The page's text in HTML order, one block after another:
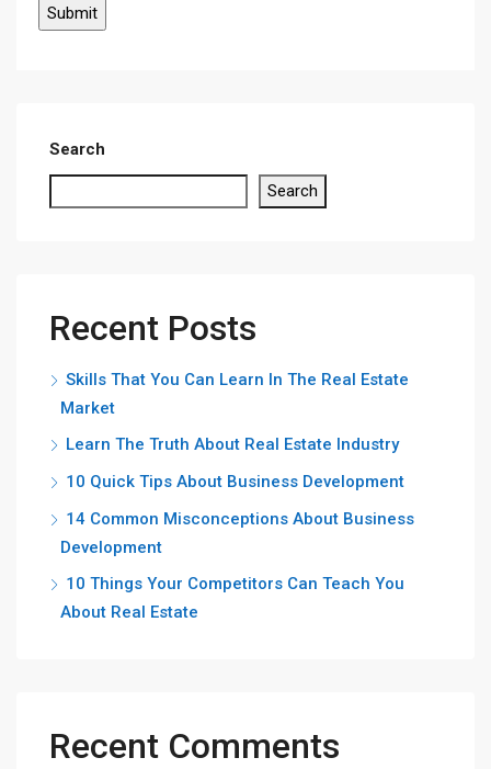
Search
Search
Recent Posts
Skills That You Can Learn In The Real Estate
Market
Learn The Truth About Real Estate Industry
10 Quick Tips About Business Development
14 Common Misconceptions About Business
Development
10 Things Your Competitors Can Teach You
About Real Estate
Recent Comments